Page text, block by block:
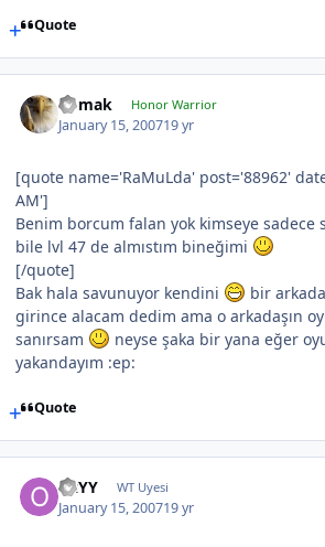
Quote
nomak Honor Warrior
January 15, 200719 yr
[quote name='RaMuLda' post='88962'
AM']
Benim borcum falan yok kimseye sadece
bile lvl 47 de almıstım bineğimi
[/quote]
Bak hala savunuyor kendini
bir
girince alacam dedim ama o arkadaşın
sanırsam
neyse şaka bir yana eğer
yakandayım :ep:
Quote
OzYY WT Uyesi
January 15, 200719 yr